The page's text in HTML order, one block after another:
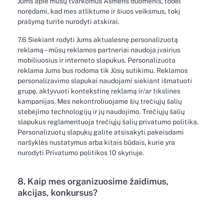
norėdami, kad mes atliktume ir šiuos veiksmus, tokį
prašymą turite nurodyti atskirai.
7.6 Siekiant rodyti Jums aktualesnę personalizuotą
reklamą – mūsų reklamos partneriai naudoja įvairius
mobiliuosius ir interneto slapukus. Personalizuota
reklama Jums bus rodoma tik Jūsų sutikimu. Reklamos
personalizavimo slapukai naudojami siekiant išmatuoti
grupę, aktyvuoti kontekstinę reklamą ir/ar tikslines
kampanijas. Mes nekontroliuojame šių trečiųjų šalių
stebėjimo technologijų ir jų naudojimo. Trečiųjų šalių
slapukus reglamentuoja trečiųjų šalių privatumo politika.
Personalizuotų slapukų galite atsisakyti pakeisdami
naršyklės nustatymus arba kitais būdais, kurie yra
nurodyti Privatumo politikos 10 skyriuje.
8. Kaip mes organizuosime žaidimus,
akcijas, konkursus?